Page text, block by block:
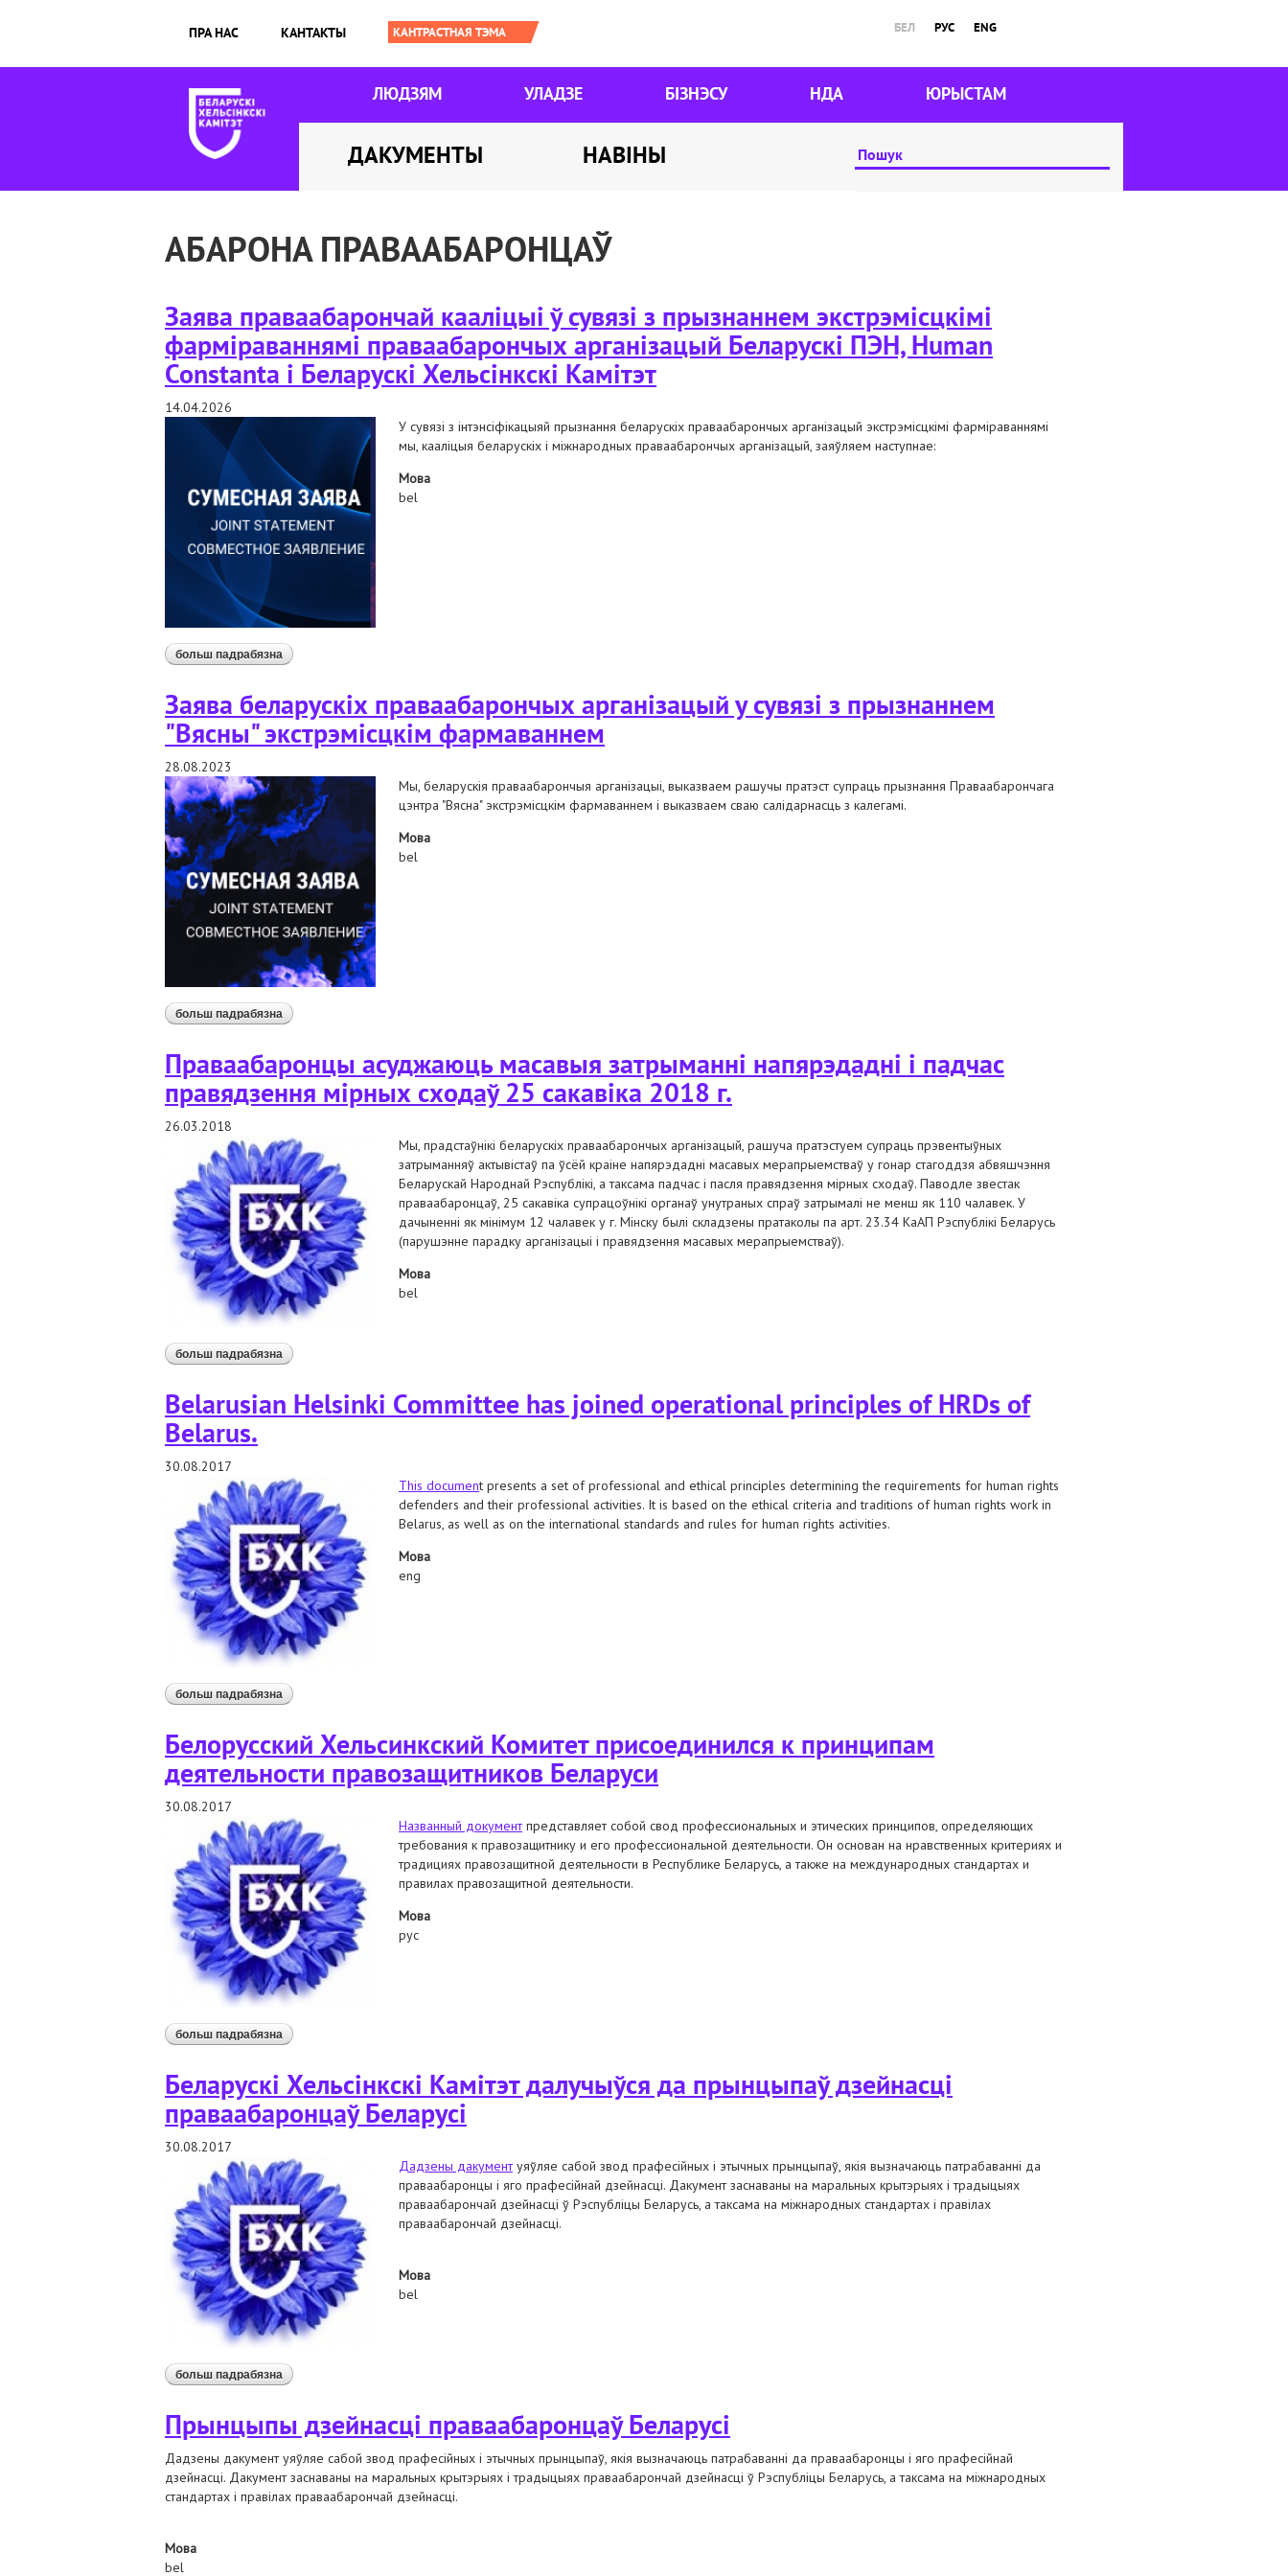
ПРА НАС КАНТАКТЫ БЕЛ РУС ENG
ЛЮДЗЯМ УЛАДЗЕ БІЗНЭСУ НДА ЮРЫСТАМ
ДАКУМЕНТЫ НАВІНЫ
АБАРОНА ПРАВААБАРОНЦАЎ
Заява праваабарончай кааліцыі ў сувязі з прызнаннем экстрэмісцкімі
фарміраваннямі праваабарончых арганізацый Беларускі ПЭН, Human
Constanta і Беларускі Хельсінкскі Камітэт
14.04.2026
У сувязі з інтэнсіфікацыяй прызнання беларускіх праваабарончых арганізацый экстрэмісцкімі фарміраваннямі
мы, кааліцыя беларускіх і міжнародных праваабарончых арганізацый, заяўляем наступнае:
Мова
bel
больш падрабязна аб заява праваабарончай кааліцыі ў сувязі з прызнаннем экстрэмісцкімі фарміраваннямі праваабарончых арганізацый беларускі пэн,
human constanta і беларускі хельсінкскі камітэт
Заява беларускіх праваабарончых арганізацый у сувязі з прызнаннем
"Вясны" экстрэмісцкім фармаваннем
28.08.2023
Мы, беларускія праваабарончыя арганізацыі, выказваем рашучы пратэст супраць прызнання Праваабарончага
цэнтра "Вясна" экстрэмісцкім фармаваннем і выказваем сваю салідарнасць з калегамі.
Мова
bel
больш падрабязна аб заява беларускіх праваабарончых арганізацый у сувязі з прызнаннем "вясны" экстрэмісцкім фармаваннем
Праваабаронцы асуджаюць масавыя затрыманні напярэдадні і падчас
правядзення мірных сходаў 25 сакавіка 2018 г.
26.03.2018
Мы, прадстаўнікі беларускіх праваабарончых арганізацый, рашуча пратэстуем супраць прэвентыўных
затрыманняў актывістаў па ўсёй краіне напярэдадні масавых мерапрыемстваў у гонар стагоддзя абвяшчэння
Беларускай Народнай Рэспублікі, а таксама падчас і пасля правядзення мірных сходаў. Паводле звестак
праваабаронцаў, 25 сакавіка супрацоўнікі органаў унутраных спраў затрымалі не менш як 110 чалавек. У
дачыненні як мінімум 12 чалавек у г. Мінску былі складзены пратаколы па арт. 23.34 КаАП Рэспублікі Беларусь
(парушэнне парадку арганізацыі і правядзення масавых мерапрыемстваў).
Мова
bel
больш падрабязна аб праваабаронцы асуджаюць масавыя затрыманні напярэдадні і падчас правядзення мірных сходаў 25 сакавіка 2018 г.
Belarusian Helsinki Committee has joined operational principles of HRDs of
Belarus.
30.08.2017
This document presents a set of professional and ethical principles determining the requirements for human rights
defenders and their professional activities. It is based on the ethical criteria and traditions of human rights work in
Belarus, as well as on the international standards and rules for human rights activities.
Мова
eng
больш падрабязна аб belarusian helsinki committee has joined operational principles of hrds of belarus.
Белорусский Хельсинкский Комитет присоединился к принципам
деятельности правозащитников Беларуси
30.08.2017
Названный документпредставляет собой свод профессиональных и этических принципов, определяющих
требования к правозащитнику и его профессиональной деятельности. Он основан на нравственных критериях и
традициях правозащитной деятельности в Республике Беларусь, а также на международных стандартах и
правилах правозащитной деятельности.
Мова
рус
больш падрабязна аб белорусский хельсинкский комитет присоединился к принципам деятельности правозащитников беларуси
Беларускі Хельсінкскі Камітэт далучыўся да прынцыпаў дзейнасці
праваабаронцаў Беларусі
30.08.2017
Дадзены дакументуяўляе сабой звод прафесійных і этычных прынцыпаў, якія вызначаюць патрабаванні да
праваабаронцы і яго прафесійнай дзейнасці. Дакумент заснаваны на маральных крытэрыях і традыцыях
праваабарончай дзейнасці ў Рэспубліцы Беларусь, а таксама на міжнародных стандартах і правілах
праваабарончай дзейнасці.
Мова
bel
больш падрабязна аб беларускі хельсінкскі камітэт далучыўся да прынцыпаў дзейнасці праваабаронцаў беларусі
Прынцыпы дзейнасці праваабаронцаў Беларусі
Дадзены дакумент уяўляе сабой звод прафесійных і этычных прынцыпаў, якія вызначаюць патрабаванні да праваабаронцы і яго прафесійнай
дзейнасці. Дакумент заснаваны на маральных крытэрыях і традыцыях праваабарончай дзейнасці ў Рэспубліцы Беларусь, а таксама на міжнародных
стандартах і правілах праваабарончай дзейнасці.
Мова
bel